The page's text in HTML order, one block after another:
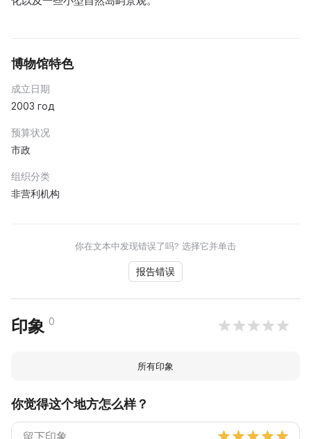
博物馆特色
成立日期
2003 год
预算状况
市政
组织分类
非营利机构
你在文本中发现错误了吗? 选择它并单击
报告错误
印象 0
所有印象
你觉得这个地方怎么样？